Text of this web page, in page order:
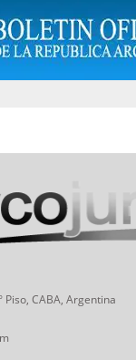
Piso, CABA, Argentina